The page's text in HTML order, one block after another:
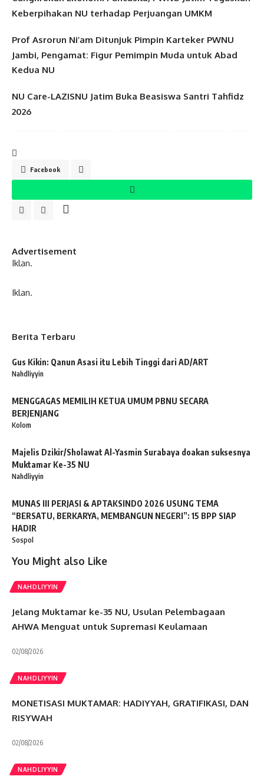
Keberpihakan NU terhadap Perjuangan UMKM
Prof Asrorun Ni’am Ditunjuk Pimpin Karteker PWNU
Jambi, Pengamat: Figur Pemimpin Muda untuk Abad
Kedua NU
NU Care-LAZISNU Jatim Buka Beasiswa Santri Tahfidz
2026
Facebook
Advertisement
Iklan.
Iklan.
Berita Terbaru
Gus Kikin: Qanun Asasi itu Lebih Tinggi dari AD/ART
Nahdliyyin
MENGGAGAS MEMILIH KETUA UMUM PBNU SECARA
BERJENJANG
Kolom
Majelis Dzikir/Sholawat Al-Yasmin Surabaya doakan suksesnya
Muktamar Ke-35 NU
Nahdliyyin
MUNAS III PERJASI & APTAKSINDO 2026 USUNG TEMA
“BERSATU, BERKARYA, MEMBANGUN NEGERI”: 15 BPP SIAP
HADIR
Sospol
You Might also Like
NAHDLIYYIN
Jelang Muktamar ke-35 NU, Usulan Pelembagaan
AHWA Menguat untuk Supremasi Keulamaan
02/08/2026
NAHDLIYYIN
MONETISASI MUKTAMAR: HADIYYAH, GRATIFIKASI, DAN
RISYWAH
02/08/2026
NAHDLIYYIN